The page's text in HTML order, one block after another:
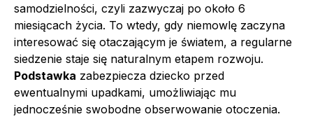
samodzielności, czyli zazwyczaj po około 6
miesiącach życia. To wtedy, gdy niemowlę zaczyna
interesować się otaczającym je światem, a regularne
siedzenie staje się naturalnym etapem rozwoju.
Podstawka zabezpiecza dziecko przed
ewentualnymi upadkami, umożliwiając mu
jednocześnie swobodne obserwowanie otoczenia.